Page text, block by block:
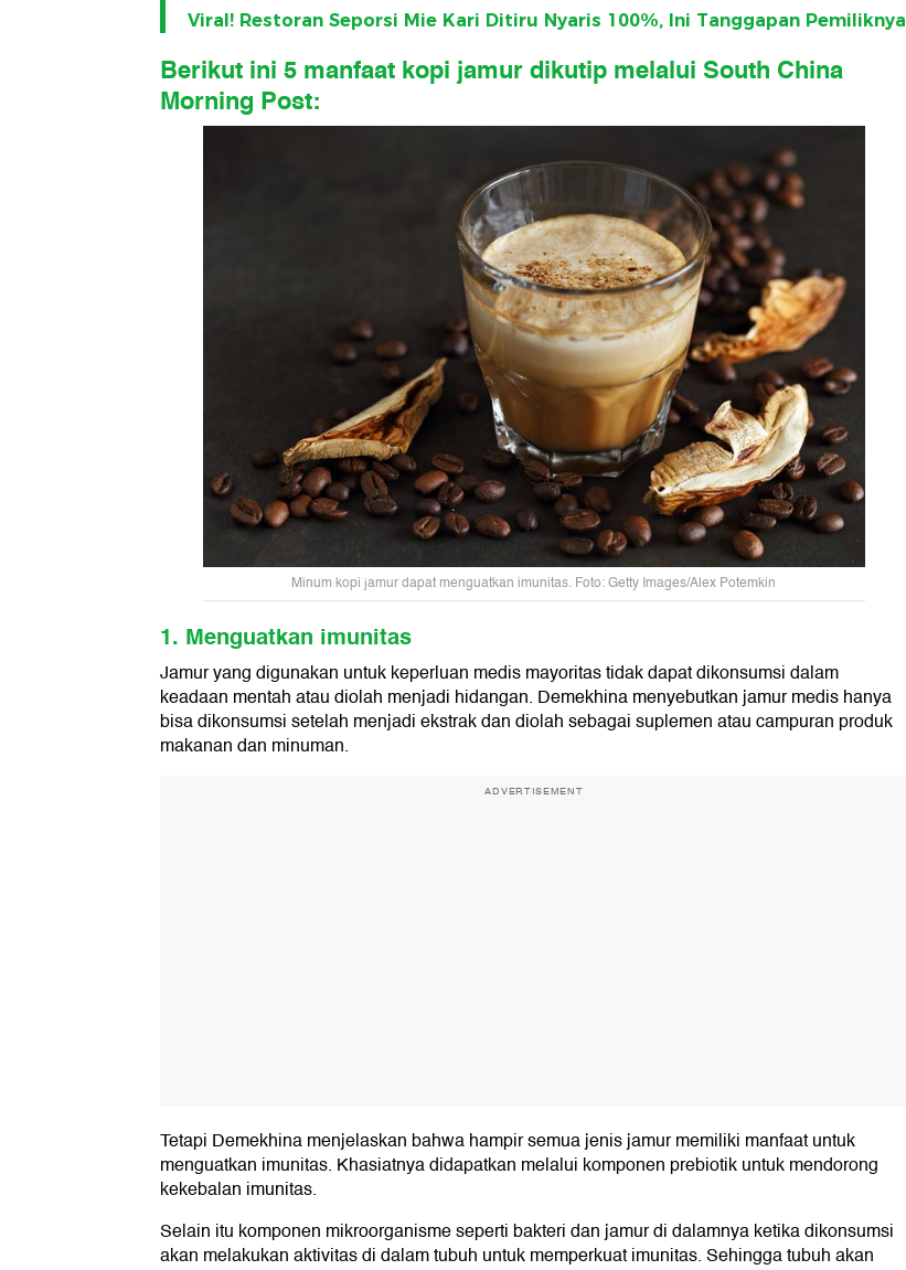
Viral! Restoran Seporsi Mie Kari Ditiru Nyaris 100%, Ini Tanggapan Pemiliknya
Berikut ini 5 manfaat kopi jamur dikutip melalui South China
Morning Post:
Minum kopi jamur dapat menguatkan imunitas. Foto: Getty Images/Alex Potemkin
1. Menguatkan imunitas
Jamur yang digunakan untuk keperluan medis mayoritas tidak dapat dikonsumsi dalam
keadaan mentah atau diolah menjadi hidangan. Demekhina menyebutkan jamur medis hanya
bisa dikonsumsi setelah menjadi ekstrak dan diolah sebagai suplemen atau campuran produk
makanan dan minuman.
ADVERTISEMENT
Tetapi Demekhina menjelaskan bahwa hampir semua jenis jamur memiliki manfaat untuk
menguatkan imunitas. Khasiatnya didapatkan melalui komponen prebiotik untuk mendorong
kekebalan imunitas.
Selain itu komponen mikroorganisme seperti bakteri dan jamur di dalamnya ketika dikonsumsi
akan melakukan aktivitas di dalam tubuh untuk memperkuat imunitas. Sehingga tubuh akan